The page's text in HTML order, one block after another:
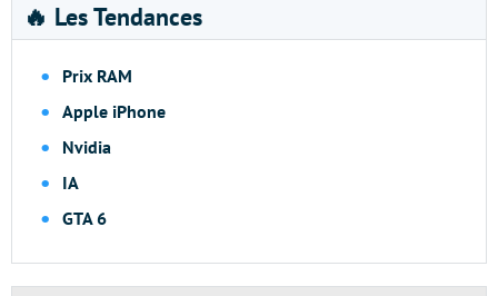
🔥 Les Tendances
Prix RAM
Apple iPhone
Nvidia
IA
GTA 6